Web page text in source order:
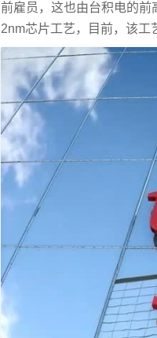
前雇员，这也由台积电的前
2nm芯片工艺，目前，该工